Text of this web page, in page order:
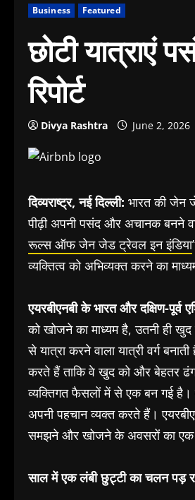
Business Featured
छोटी यात्राएं
रिपोर्ट
Divya Rashtra June 2, 2026
दिव्यराष्ट्र, नई दिल्ली: भारत की जेन
पीढ़ी अपनी पसंद और अचानक बनने
रूल्स ऑफ जेन जेड ट्रेवल इन इंडिया
व्यक्तित्व को अभिव्यक्त करने का
एयरबीएनबी के भारत और दक्षिण-
को खोजने का माध्यम है, उतनी ही
से यात्रा करने वाला यात्री वर्ग
करते हैं ताकि वे खुद को और बेहतर
व्यक्तिगत फैसलों में से एक बन गई है।
अपनी पहचान व्यक्त करते हैं।
समझने और खोजने के अवसरों का एक
साल में एक लंबी छुट्टी का चलन पड़